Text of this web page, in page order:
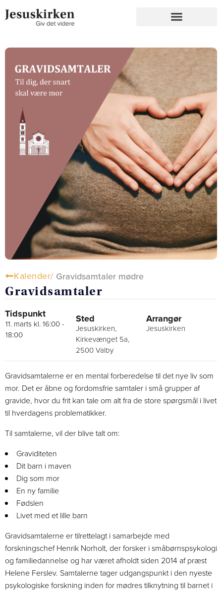
Kalender/ Gravidsamtaler mødre
Gravidsamtaler
Tidspunkt
11. marts kl. 16:00-
18:00
Sted
Jesuskirken,
Kirkevænget 5a,
2500 Valby
Arrangør
Jesuskirken
Gravidsamtalerne er en mental forberedelse til det nye liv som
mor. Det er åbne og fordomsfrie samtaler i små grupper af
gravide, hvor du frit kan tale om alt fra de store spørgsmål i livet
til hverdagens problematikker.
Til samtalerne, vil der blive talt om:
Graviditeten
Dit barn i maven
Dig som mor
En ny familie
Fødslen
Livet med et lille barn
Gravidsamtalerne er tilrettelagt i samarbejde med
forskningschef Henrik Norholt, der forsker i småbørnspsykologi
og familiedannelse og har været afholdt siden 2014 af præst
Helene Ferslev. Samtalerne tager udgangspunkt i den nyeste
psykologiske forskning inden for mødres tilknytning til barnet i